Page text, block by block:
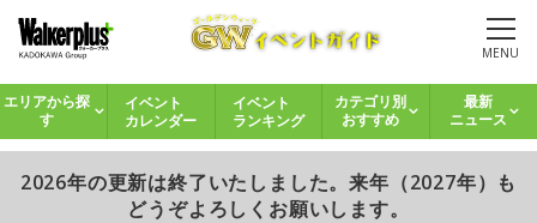
MENU
エリアから探
す
イベント
カレンダー
イベント
ランキング
カテゴリ別
おすすめ
最新
ニュース
2026年の更新は終了いたしました。来年（2027年）も
どうぞよろしくお願いします。